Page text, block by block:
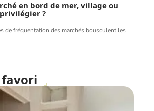
en bord de mer, village ou
?
de fréquentation des marchés bousculent les